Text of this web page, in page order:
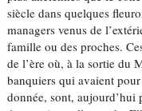
siècle dans quelques
managers venus de
famille ou des proches.
de l’ère où, à la sortie du
banquiers qui avaient
donnée, sont,